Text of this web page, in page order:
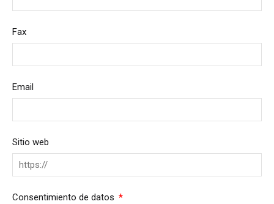
Fax
Email
Sitio web
Consentimiento de datos Required
English